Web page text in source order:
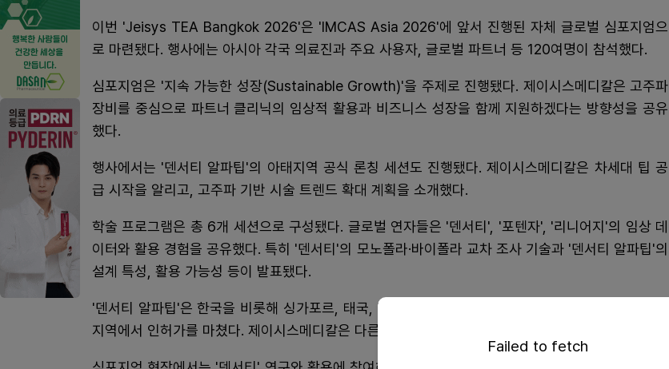
이번 'Jeisys TEA Bangkok 2026'은 'IMCAS Asia 2026'에 앞서 진행된 자체 글로벌 심포지엄으
로 마련됐다. 행사에는 아시아 각국 의료진과 주요 사용자, 글로벌 파트너 등 120여명이 참석했다.
심포지엄은 '지속 가능한 성장(Sustainable Growth)'을 주제로 진행됐다. 제이시스메디칼은 고주파
장비를 중심으로 파트너 클리닉의 임상적 활용과 비즈니스 성장을 함께 지원하겠다는 방향성을 공유
했다.
행사에서는 '덴서티 알파팁'의 아태지역 공식 론칭 세션도 진행됐다. 제이시스메디칼은 차세대 팁 공
급 시작을 알리고, 고주파 기반 시술 트렌드 확대 계획을 소개했다.
학술 프로그램은 총 6개 세션으로 구성됐다. 글로벌 연자들은 '덴서티', '포텐자', '리니어지'의 임상 데
이터와 활용 경험을 공유했다. 특히 '덴서티'의 모노폴라·바이폴라 교차 조사 기술과 '덴서티 알파팁'의
설계 특성, 활용 가능성 등이 발표됐다.
'덴서티 알파팁'은 한국을 비롯해 싱가포르, 태국, 베트남, 말레이시아, 인도네시아, 캄보디아 등 아태
지역에서 인허가를 마쳤다. 제이시스메디칼은 다른 아태지역 국가에서도 허가 절차를 진행하고 있다.
Failed to fetch